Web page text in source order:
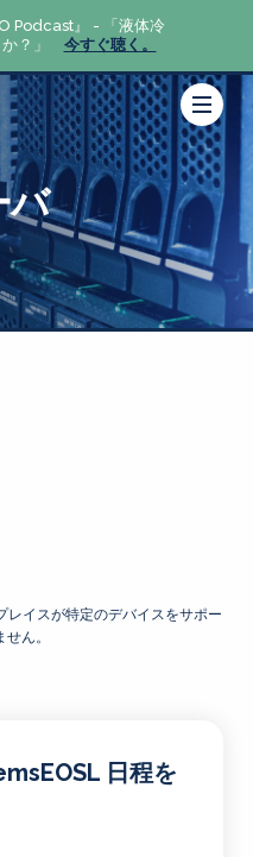
Podcast』 - 「液体冷
？」
今すぐ聴く。
バ
レイスが特定のデバイスをサポー
ん。
日程を